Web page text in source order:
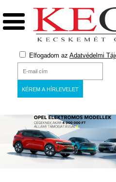
Elfogadom az Adatvédelmi